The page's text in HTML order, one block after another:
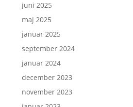
juni 2025
maj 2025
januar 2025
september 2024
januar 2024
december 2023
november 2023